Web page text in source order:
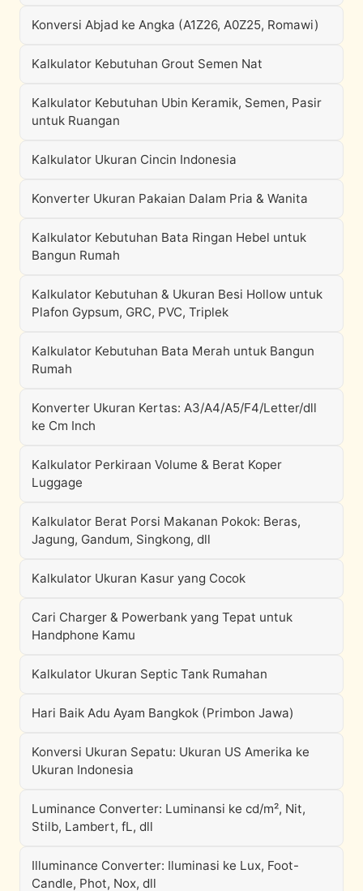
Konversi Abjad ke Angka (A1Z26, A0Z25, Romawi)
Kalkulator Kebutuhan Grout Semen Nat
Kalkulator Kebutuhan Ubin Keramik, Semen, Pasir
untuk Ruangan
Kalkulator Ukuran Cincin Indonesia
Konverter Ukuran Pakaian Dalam Pria & Wanita
Kalkulator Kebutuhan Bata Ringan Hebel untuk
Bangun Rumah
Kalkulator Kebutuhan & Ukuran Besi Hollow untuk
Plafon Gypsum, GRC, PVC, Triplek
Kalkulator Kebutuhan Bata Merah untuk Bangun
Rumah
Konverter Ukuran Kertas: A3/A4/A5/F4/Letter/dll
ke Cm Inch
Kalkulator Perkiraan Volume & Berat Koper
Luggage
Kalkulator Berat Porsi Makanan Pokok: Beras,
Jagung, Gandum, Singkong, dll
Kalkulator Ukuran Kasur yang Cocok
Cari Charger & Powerbank yang Tepat untuk
Handphone Kamu
Kalkulator Ukuran Septic Tank Rumahan
Hari Baik Adu Ayam Bangkok (Primbon Jawa)
Konversi Ukuran Sepatu: Ukuran US Amerika ke
Ukuran Indonesia
Luminance Converter: Luminansi ke cd/m², Nit,
Stilb, Lambert, fL, dll
Illuminance Converter: Iluminasi ke Lux, Foot-
Candle, Phot, Nox, dll